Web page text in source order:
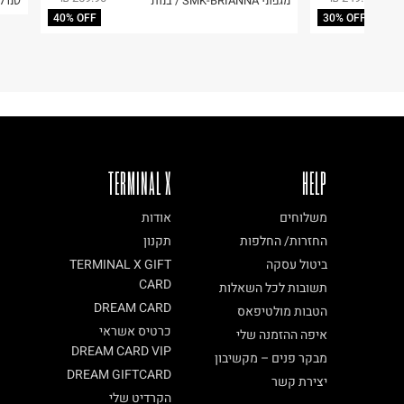
קריית שדה התעופה
40% OFF 30% OFF
TERMINAL X
אודות
תקנון
TERMINAL X GIFT
CARD
DREAM CARD
כרטיס אשראי
DREAM CARD VIP
DREAM GIFTCARD
הקרדיט שלי
HELP
משלוחים
החזרות/ החלפות
ביטול עסקה
תשובות לכל השאלות
הטבות מולטיפאס
איפה ההזמנה שלי
מבקר פנים – מקשיבון
יצירת קשר